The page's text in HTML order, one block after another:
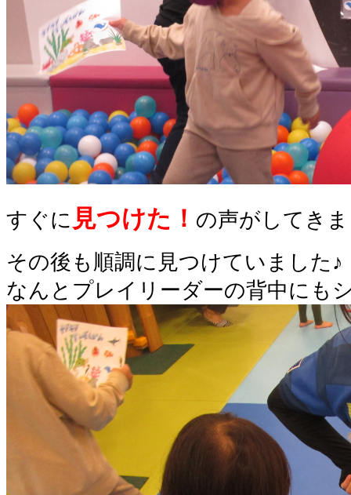
すぐに 見つけた！ の声がしてき
その後も順調に見つけていました♪
なんとプレイリーダーの背中にも